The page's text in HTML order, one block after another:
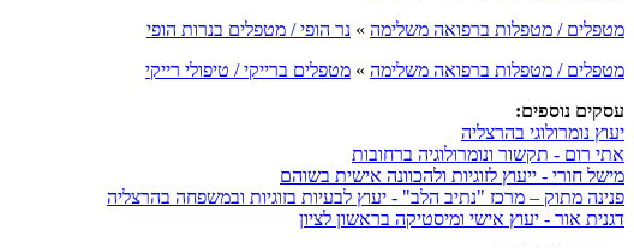
מטפלים / מטפלות ברפואה משלימה » נר הופי / מטפלים בנרות הופי
מטפלים / מטפלות ברפואה משלימה » מטפלים ברייקי / טיפולי רייקי
עסקים נוספים:
יעוץ נומרולוגי בהרצליה
אתי רום - תקשור ונומרולוגיה ברחובות
מישל חורי - ייעוץ לזוגיות ולהכוונה אישית בשוהם
פנינה מתוק – מרכז "נתיב הלב" - יעוץ לבעיות בזוגיות ובמשפחה בהרצליה
דגנית אור - יעוץ אישי ומיסטיקה בראשון לציון